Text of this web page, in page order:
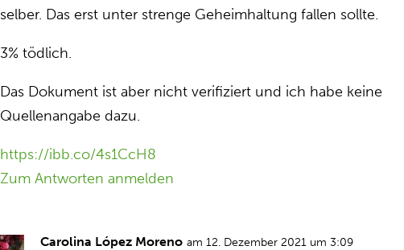
selber. Das erst unter strenge Geheimhaltung fallen sollte.
3% tödlich.
Das Dokument ist aber nicht verifiziert und ich habe keine
Quellenangabe dazu.
https://ibb.co/4s1CcH8
Zum Antworten anmelden
Carolina López Moreno am 12. Dezember 2021 um 3:09